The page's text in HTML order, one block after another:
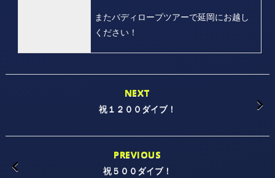
またバディロープツアーで延岡にお越し
ください！
NEXT
祝１２００ダイブ！
PREVIOUS
祝５００ダイブ！